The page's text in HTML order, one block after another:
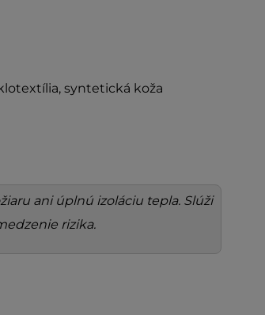
syntetická koža
ani úplnú izoláciu tepla. Slúži
rizika.